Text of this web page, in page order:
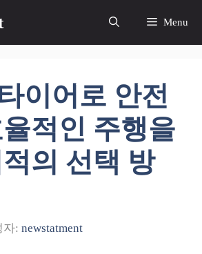
Menu
이어로 안전
적인 주행을
의 선택 방
자: newstatment